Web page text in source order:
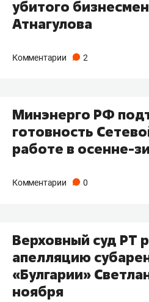
убитого
Атнагулова
Комментарии 2
Минэнерго РФ
готовность
работе в осенне-
Комментарии 0
Верховный суд РТ
апелляцию
«Булгарии»
ноября